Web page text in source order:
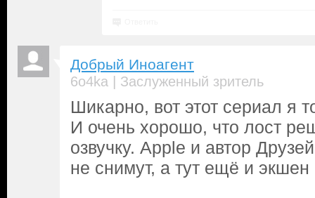
Добрый Иноагент
6o4ka | Заслуженный зритель
Шикарно, вот этот сериал я
И очень хорошо, что лост
озвучку. Apple и автор
не снимут, а тут ещё и